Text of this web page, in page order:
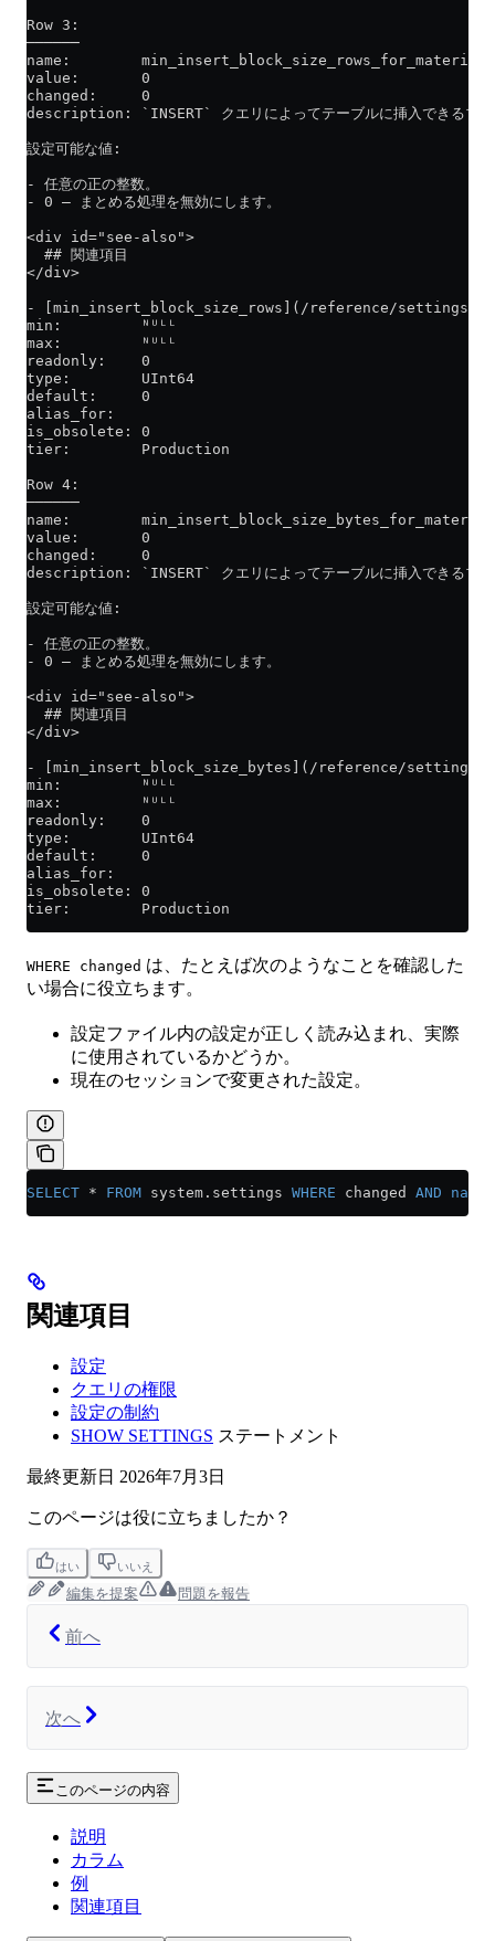
Row 3:
──────
name:
value:       0
changed:     0
description: `INSERT` クエリによってテーブルに挿入できるブロ
設定可能な値:
- 任意の正の整数。
- 0 — まとめる処理を無効にします。
<div id="see-also">
  ## 関連項目
</div>
- [min_insert_block_size_rows](/reference/settings/
min:         ᴺᵁᴸᴸ
max:         ᴺᵁᴸᴸ
readonly:    0
type:        UInt64
default:     0
alias_for:
is_obsolete: 0
tier:        Production
Row 4:
──────
name:
value:       0
changed:     0
description: `INSERT` クエリによってテーブルに挿入できるブロ
設定可能な値:
- 任意の正の整数。
- 0 — まとめる処理を無効にします。
<div id="see-also">
  ## 関連項目
</div>
- [min_insert_block_size_bytes](/reference/settings/
min:         ᴺᵁᴸᴸ
max:         ᴺᵁᴸᴸ
readonly:    0
type:        UInt64
default:     0
alias_for:
is_obsolete: 0
tier:        Production
WHERE changed は、たとえば次のようなことを確認した
い場合に役立ちます。
設定ファイル内の設定が正しく読み込まれ、実際
に使用されているかどうか。
現在のセッションで変更された設定。
SELECT * FROM system . settings WHERE changed AND name
関連項目
設定
クエリの権限
設定の制約
SHOW SETTINGS ステートメント
最終更新日 2026年7月3日
このページは役に立ちましたか？
はい いいえ
編集を提案 問題を報告
前へ
次へ
このページの内容
説明
カラム
例
関連項目